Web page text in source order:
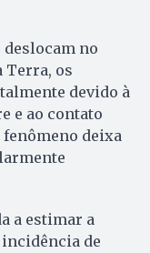
deslocam no
Terra, os
devido à
e ao contato
deixa
a estimar a
de